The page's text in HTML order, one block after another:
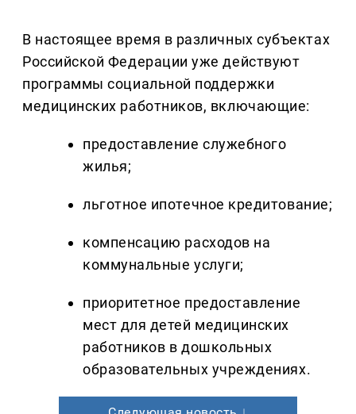
В настоящее время в различных субъектах
Российской Федерации уже действуют
программы социальной поддержки
медицинских работников, включающие:
предоставление служебного
жилья;
льготное ипотечное кредитование;
компенсацию расходов на
коммунальные услуги;
приоритетное предоставление
мест для детей медицинских
работников в дошкольных
образовательных учреждениях.